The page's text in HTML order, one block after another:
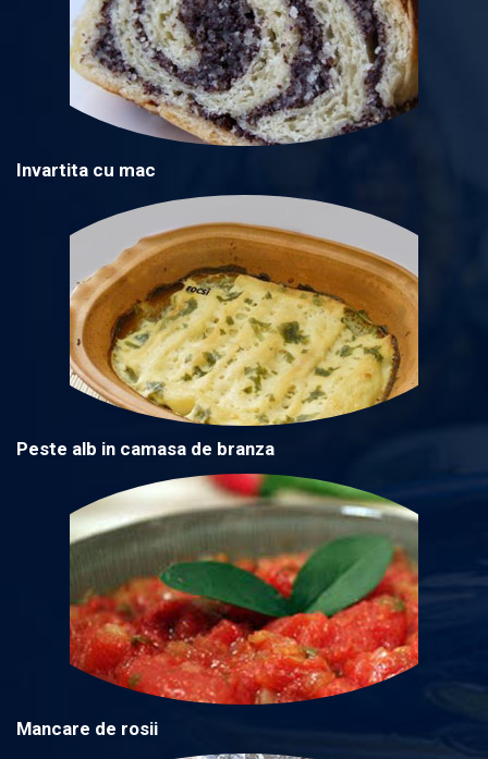
Invartita cu mac
Peste alb in camasa de branza
Mancare de rosii